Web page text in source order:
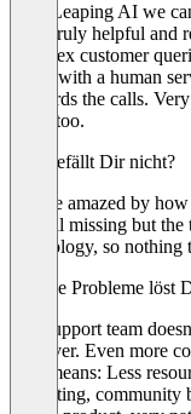
With Leaping AI we
AI is truly helpful and
complex customer
speak with a human
forwards the calls.
team, too.
Was gefällt Dir nicht?
We are amazed by
are still missing but
technology, so
Welche Probleme löst
Our support team
and over. Even more
This means: Less
marketing,